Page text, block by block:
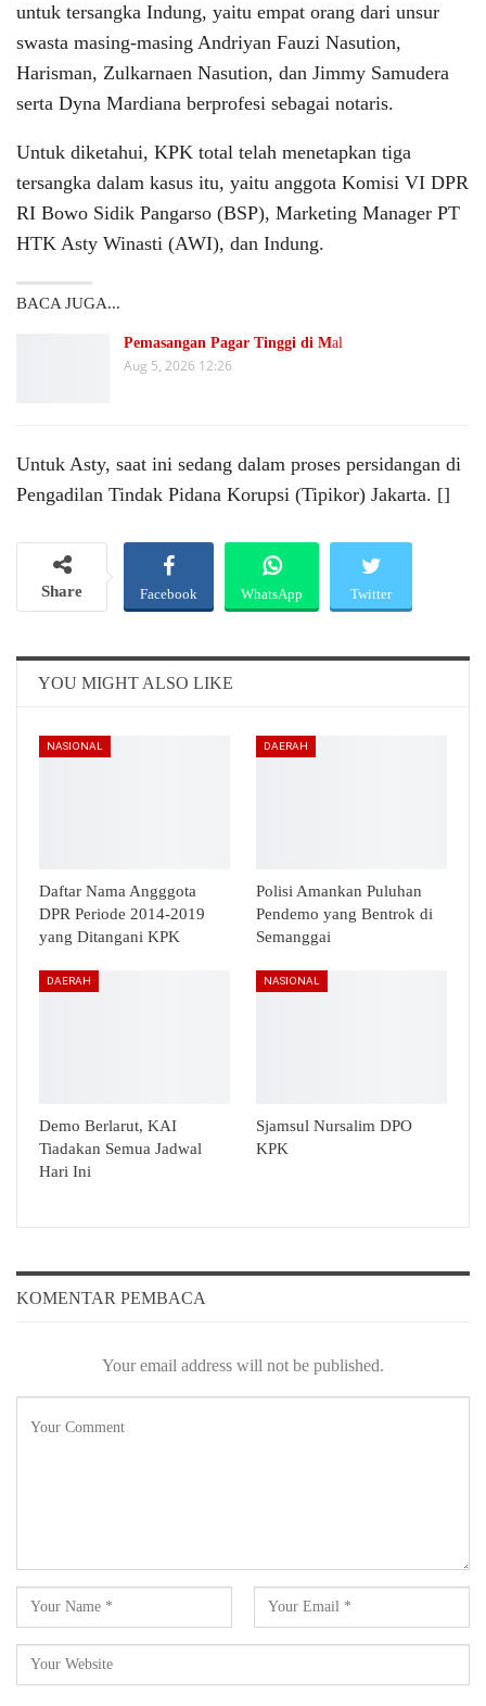
untuk tersangka Indung, yaitu empat orang dari unsur
swasta masing-masing Andriyan Fauzi Nasution,
Harisman, Zulkarnaen Nasution, dan Jimmy Samudera
serta Dyna Mardiana berprofesi sebagai notaris.
Untuk diketahui, KPK total telah menetapkan tiga
tersangka dalam kasus itu, yaitu anggota Komisi VI DPR
RI Bowo Sidik Pangarso (BSP), Marketing Manager PT
HTK Asty Winasti (AWI), dan Indung.
BACA JUGA...
Pemasangan Pagar Tinggi di Mal
Aug 5, 2026 12:26
Untuk Asty, saat ini sedang dalam proses persidangan di
Pengadilan Tindak Pidana Korupsi (Tipikor) Jakarta. []
Share Facebook WhatsApp Twitter
YOU MIGHT ALSO LIKE
NASIONAL
Daftar Nama Angggota
DPR Periode 2014-2019
yang Ditangani KPK
DAERAH
Polisi Amankan Puluhan
Pendemo yang Bentrok di
Semanggai
DAERAH
Demo Berlarut, KAI
Tiadakan Semua Jadwal
Hari Ini
NASIONAL
Sjamsul Nursalim DPO
KPK
KOMENTAR PEMBACA
Your email address will not be published.